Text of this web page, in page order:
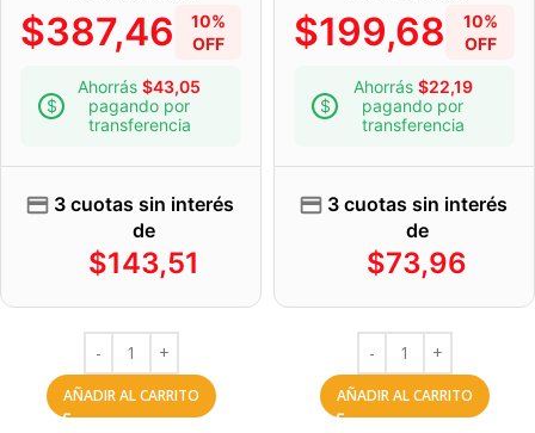
$387,46
10%
OFF
Ahorrás $43,05
pagando por
transferencia
3 cuotas sin interés
de
$143,51
AÑADIR AL CARRITO
$199,68
10%
OFF
Ahorrás $22,19
pagando por
transferencia
3 cuotas sin interés
de
$73,96
AÑADIR AL CARRITO